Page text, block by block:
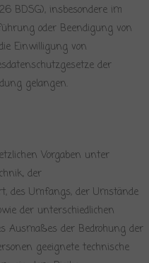
BDSG), insbesondere im
oder Beendigung von
Einwilligung von
der
gelangen.
Vorgaben unter
der
des Umfangs, der Umstände
der unterschiedlichen
Ausmaßes der Bedrohung der
geeignete technische